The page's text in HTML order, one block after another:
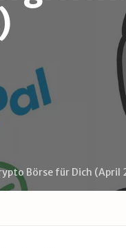
Börse für Dich (April